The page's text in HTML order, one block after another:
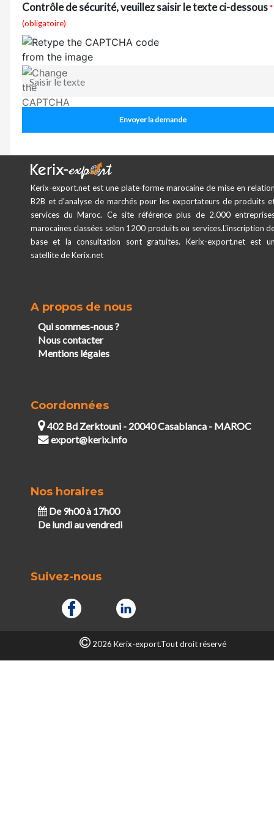
Contrôle de sécurité, veuillez saisir le texte ci-dessous*
(obligatoire)
Envoyer la demande
Kerix-export.net est une plate-forme marocaine de mise en
B2B et d'analyse de marchés pour les exportateurs de produits
services du Maroc. Ce site référence plus de 2.000
marocaines classées selon 1200 produits ou services.L'inscription
base et la consultation sont gratuites. Kerix-export.net est
satellite de Kerix.net
A propos de nous
Qui sommes-nous ?
Nous contacter
Mentions légales
Coordonnées
402 Bd Zerktouni - 20040 Casablanca - MAROC
export@kerix.info
Nos horaires
De 9h00 à 17h00
De lundi au vendredi
Suivez-nous
2026 Kerix-export.Tout droit réservé